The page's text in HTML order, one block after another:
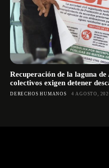
Recuperación de la laguna
colectivos exigen detener
DERECHOS HUMANOS 4 AGOSTO,